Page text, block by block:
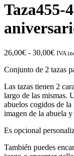
Taza455-
26,00€ - 30,00€
hasta
IVA
Conjunto de 2 tazas
Las tazas tienen 2
largo de las mismas.
abuelos cogidos de la
imagen de la abuela
Es opcional
También puedes